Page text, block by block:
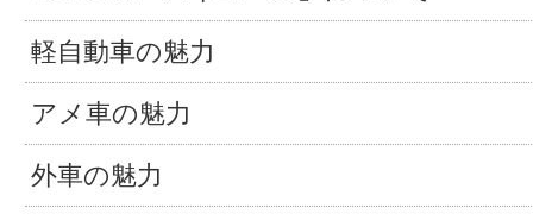
軽自動車の魅力
アメ車の魅力
外車の魅力